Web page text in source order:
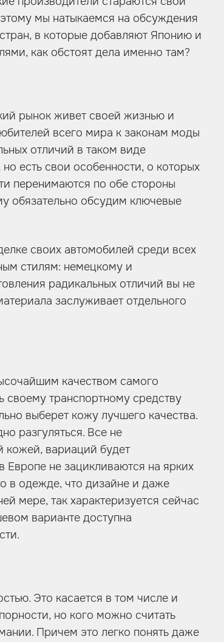
мы натыкаемся на обсуждения
в которые добавляют Японию и
как обстоят дела именно там?
рынок живет своей жизнью и
всего мира к законам моды
отличий в таком виде
есть свои особенности, о которых
перенимаются по обе стороны
обязательно обсудим ключевые
своих автомобилей среди всех
стилям: немецкому и
радикальных отличий вы не
заслуживает отдельного
качеством самого
своему транспортному средству
выберет кожу лучшего качества.
разгуляться. Все не
кожей, вариаций будет
Европе не зацикливаются на ярких
в одежде, что дизайне и даже
мере, так характеризуется сейчас
варианте доступна
Это касается в том числе и
но кого можно считать
Причем это легко понять даже